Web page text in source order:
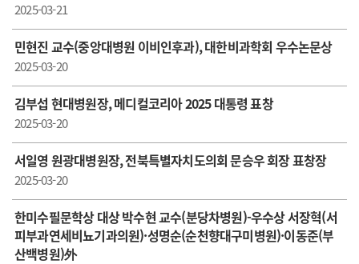
2025-03-21
민현진 교수(중앙대병원 이비인후과), 대한비과학회 우수논문상
2025-03-20
김부섭 현대병원장, 메디컬코리아 2025 대통령 표창
2025-03-20
서일영 원광대병원장, 전북특별자치도의회 문승우 회장 표창장
2025-03-20
한미수필문학상 대상 박수현 교수(분당차병원)-우수상 서장혁(서
피부과연세비뇨기과의원)·성명순(순천향대구미병원)·이동준(부
산백병원)外